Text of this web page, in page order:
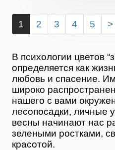
1 2 3 4 5 >
В психологии цветов
определяется как
любовь и спасение.
широко
нашего с вами
лесопосадки, личные
весны начинают нас
зелеными ростками,
красотой.